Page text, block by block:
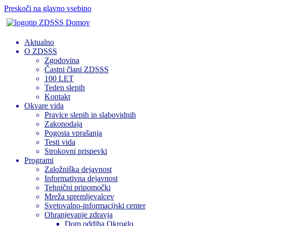
Preskoči na glavno vsebino
Domov
Aktualno
O ZDSSS
Zgodovina
Častni člani ZDSSS
100 LET
Teden slepih
Kontakt
Okvare vida
Pravice slepih in slabovidnih
Zakonodaja
Pogosta vprašanja
Testi vida
Strokovni prispevki
Programi
Založniška dejavnost
Informativna dejavnost
Tehnični pripomočki
Mreža spremljevalcev
Svetovalno-informacijski center
Ohranjevanje zdravja
Dom oddiha Okroglo